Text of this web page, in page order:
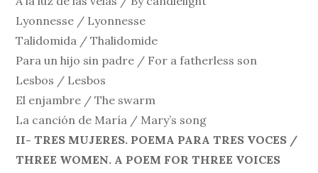
Lyonnesse / Lyonnesse
Talidomida / Thalidomide
Para un hijo sin padre / For a fatherless son
Lesbos / Lesbos
El enjambre / The swarm
La canción de María / Mary’s song
II- TRES MUJERES. POEMA PARA TRES VOCES /
THREE WOMEN. A POEM FOR THREE VOICES